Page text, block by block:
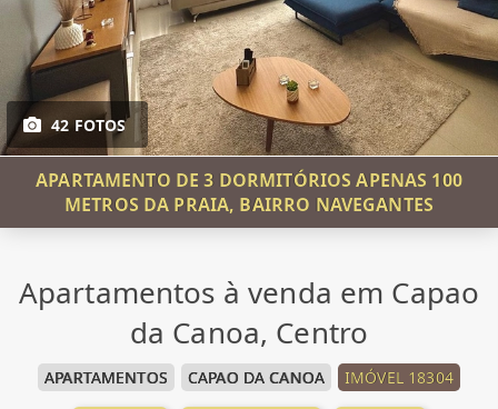
42 FOTOS
APARTAMENTO DE 3 DORMITÓRIOS APENAS 100
METROS DA PRAIA, BAIRRO NAVEGANTES
Apartamentos à venda em Capao
da Canoa, Centro
APARTAMENTOS CAPAO DA CANOA IMÓVEL 18304